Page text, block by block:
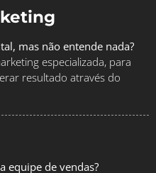
mas não entende nada?
especializada, para
resultado através do
equipe de vendas?